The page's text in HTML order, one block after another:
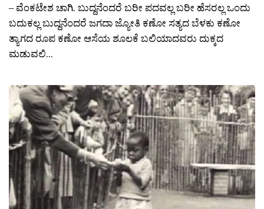
– ವೆಂಕಟೇಶ ಚಾಗಿ. ಬುದ್ದನೆಂದರೆ ಬರೀ ಪದವಲ್ಲ ಬರೀ ಹೆಸರಲ್ಲ ಒಂದು
ಬದುಕಲ್ಲ ಬುದ್ದನೆಂದರೆ ಜಗದಾ ಜ್ಯೋತಿ ಕಣೋ ಸತ್ಯದ ಬೆಳಕು ಕಣೋ
ತ್ಯಾಗದ ರೂಪ ಕಣೋ ಆಸೆಯ ಶೂಲಕೆ ಬಲಿಯಾದವರು ದುಕ್ಕದ
ಮಡುವಲಿ...